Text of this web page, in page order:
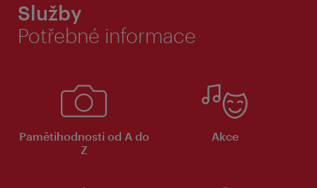
Služby
Potřebné informace
Pamětihodnosti od A do
Z
Akce